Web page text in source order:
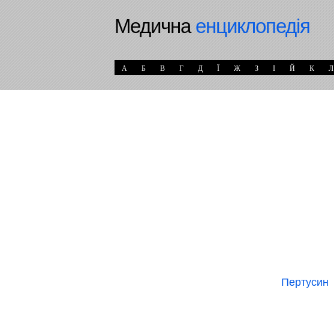
Медичнаенциклопедія
А Б В Г Д Ї Ж З І Й К Л
Пертусин